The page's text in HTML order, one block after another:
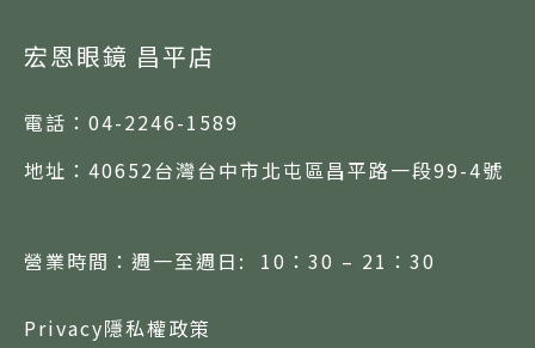
宏恩眼鏡 昌平店
電話： 04-2246-1589
地址： 40652台灣台中市北屯區昌平路一段99-4號
營業時間：週一至週日: 10：30 – 21：30
Privacy隱私權政策